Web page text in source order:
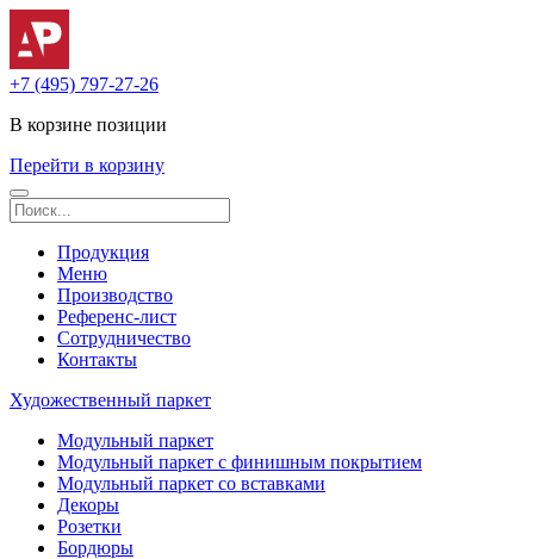
+7 (495) 797-27-26
В корзине позиции
Перейти в корзину
Продукция
Меню
Производство
Референс-лист
Сотрудничество
Контакты
Художественный паркет
Модульный паркет
Модульный паркет с финишным покрытием
Модульный паркет со вставками
Декоры
Розетки
Бордюры